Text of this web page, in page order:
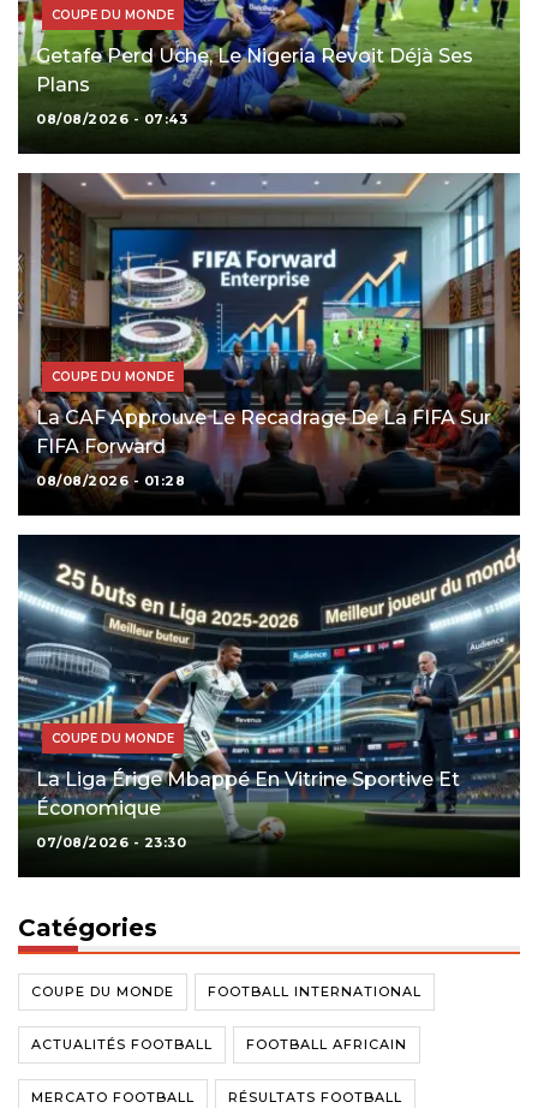
COUPE DU MONDE
Getafe Perd Uche, Le Nigeria Revoit Déjà Ses
Plans
08/08/2026 - 07:43
COUPE DU MONDE
La CAF Approuve Le Recadrage De La FIFA Sur
FIFA Forward
08/08/2026 - 01:28
COUPE DU MONDE
La Liga Érige Mbappé En Vitrine Sportive Et
Économique
07/08/2026 - 23:30
Catégories
COUPE DU MONDE FOOTBALL INTERNATIONAL
ACTUALITÉS FOOTBALL FOOTBALL AFRICAIN
MERCATO FOOTBALL RÉSULTATS FOOTBALL